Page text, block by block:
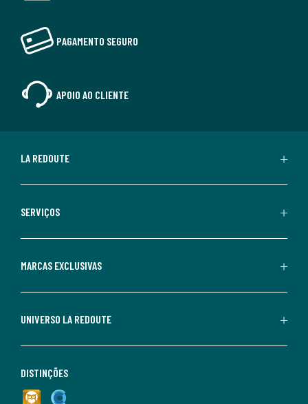
PAGAMENTO SEGURO
APOIO AO CLIENTE
LA REDOUTE
SERVIÇOS
MARCAS EXCLUSIVAS
UNIVERSO LA REDOUTE
DISTINÇÕES